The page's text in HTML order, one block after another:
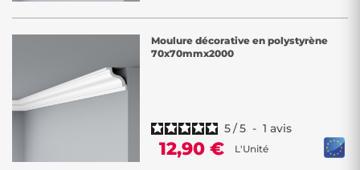
Moulure décorative en polystyrène
70x70mmx2000
5/5 - 1 avis
12,90 € L'Unité